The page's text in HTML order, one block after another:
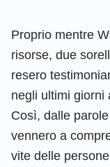
Proprio mentre
risorse, due
resero
negli ultimi giorni
Così, dalle
vennero a
vite delle